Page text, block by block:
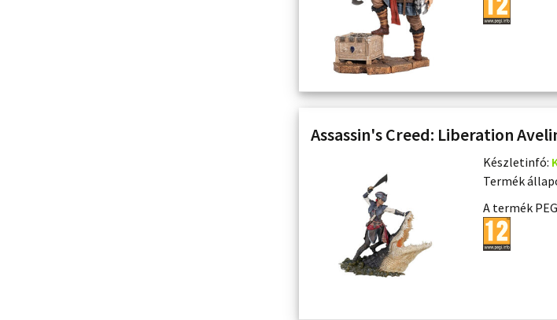
Assassin's Creed: Liberation
Készletinfó:
Termék
A termék